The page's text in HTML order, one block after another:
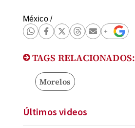
México/
TAGS RELACIONADOS:
Morelos
Últimos videos